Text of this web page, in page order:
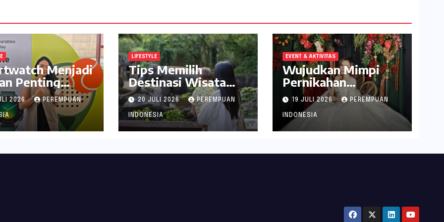
Menjadi
Penting
Kesehatan
2026 PEREMPUAN
LIFESTYLE
Tips Memilih
Destinasi Wisata
Seru di Jabodetabek
ala inDrive
20 JULI 2026 PEREMPUAN
INDONESIA
EVENT & AKTIVITAS
Wujudkan Mimpi
Pernikahan
Spektakuler di
Narita Hotel
Surabaya
19 JULI 2026 PEREMPUAN
INDONESIA